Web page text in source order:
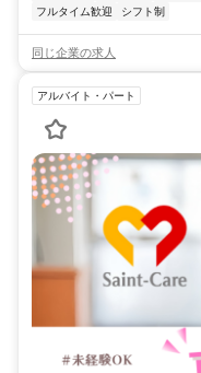
フルタイム歓迎
シフト制
同じ企業の求人
アルバイト・パート